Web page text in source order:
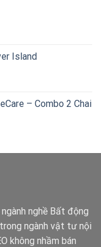
Island
– Combo 2 Chai
nghề Bất động
ngành vật tư nội
không nhầm bán